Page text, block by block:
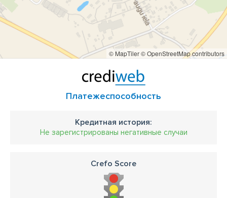
© MapTiler© OpenStreetMap contributors
Платежеспособность
Кредитная история:
Не зарегистрированы негативные случаи
Crefo Score